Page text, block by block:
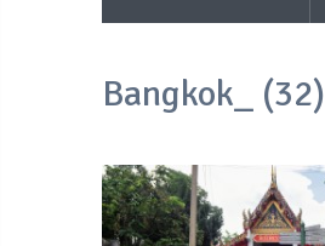
Bangkok_ (32)